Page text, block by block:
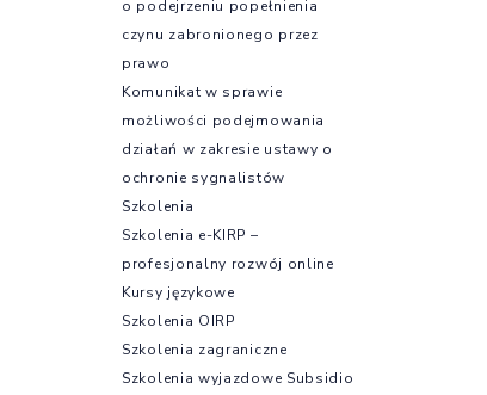
o podejrzeniu popełnienia
czynu zabronionego przez
prawo
Komunikat w sprawie
możliwości podejmowania
działań w zakresie ustawy o
ochronie sygnalistów
Szkolenia
Szkolenia e-KIRP –
profesjonalny rozwój online
Kursy językowe
Szkolenia OIRP
Szkolenia zagraniczne
Szkolenia wyjazdowe Subsidio